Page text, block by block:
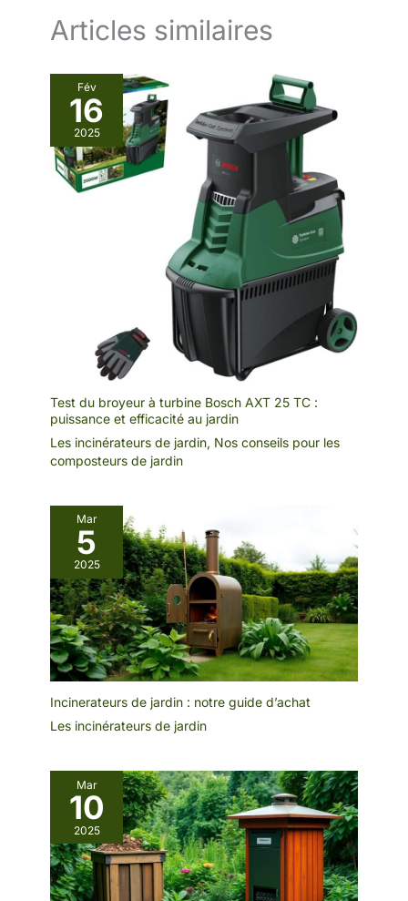
facilement ce foyer
4 pieds offre une
stabilité optimale.
Articles similaires
Fév
16
2025
Test du broyeur à turbine Bosch AXT 25 TC :
puissance et efficacité au jardin
Les incinérateurs de jardin, Nos conseils pour les
composteurs de jardin
Mar
5
2025
Incinerateurs de jardin : notre guide d’achat
Les incinérateurs de jardin
Mar
10
2025